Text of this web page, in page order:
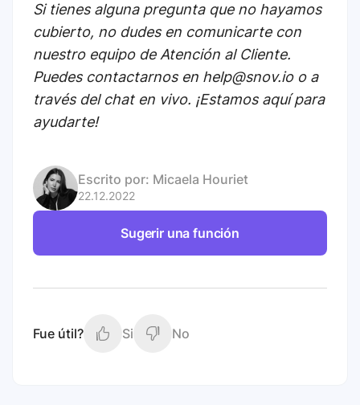
Si tienes alguna pregunta que no hayamos
cubierto, no dudes en comunicarte con
nuestro equipo de Atención al Cliente.
Puedes contactarnos en help@snov.io o a
través del chat en vivo. ¡Estamos aquí para
ayudarte!
Escrito por: Micaela Houriet
22.12.2022
Sugerir una función
Fue útil? Si No